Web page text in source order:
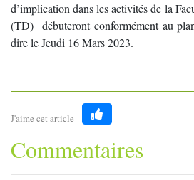
d’implication dans les activités de la
(TD) débuteront conformément au
dire le Jeudi 16 Mars 2023.
J'aime cet article
Like
Commentaires